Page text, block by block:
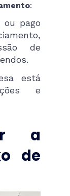
:
ou pago
de
está
e
a
de